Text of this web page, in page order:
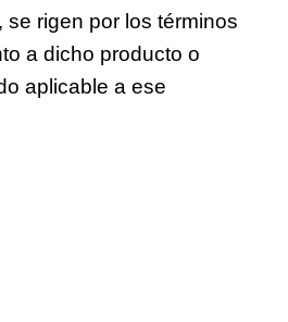
rigen por los términos
a dicho producto o
aplicable a ese